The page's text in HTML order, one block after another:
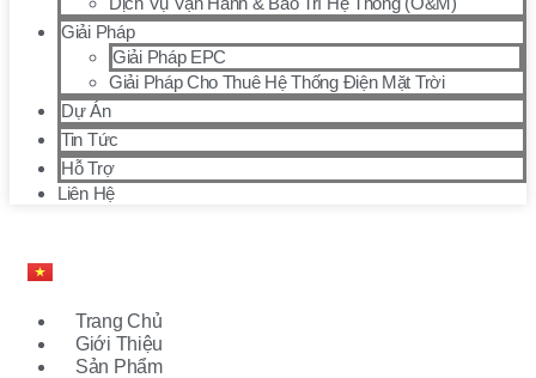
Giải Pháp
Giải Pháp EPC
Giải Pháp Cho Thuê Hệ Thống Điện Mặt Trời
Dự Án
Tin Tức
Hỗ Trợ
Liên Hệ
Trang Chủ
Giới Thiệu
Sản Phẩm